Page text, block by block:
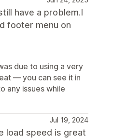
have a problem.I
footer menu on
due to using a very
— you can see it in
any issues while
Jul 19, 2024
load speed is great